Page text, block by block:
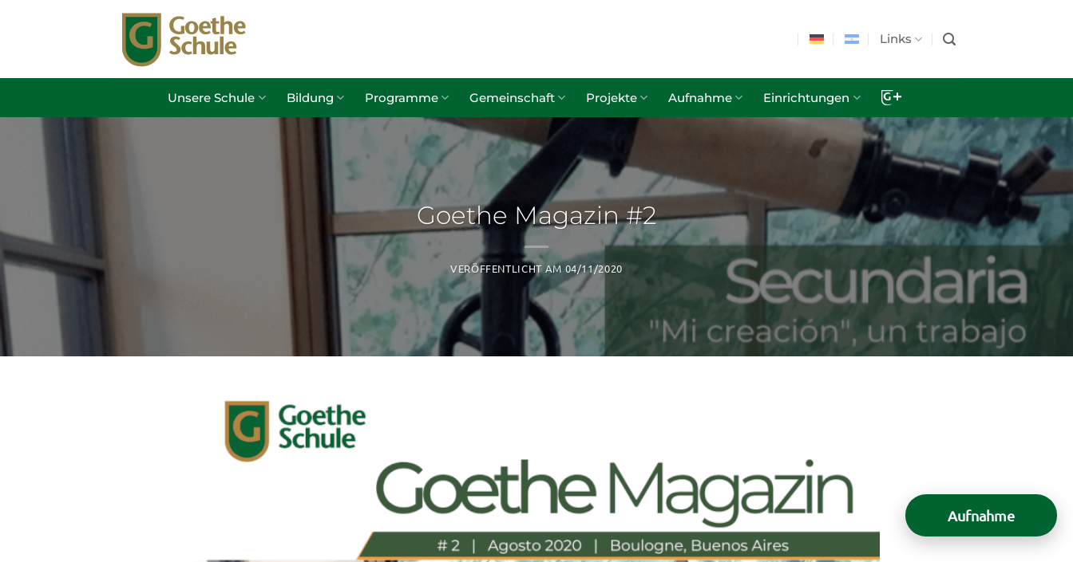
Links
Unsere Schule Bildung Programme Gemeinschaft Projekte Aufnahme Einrichtungen
Goethe Magazin #2
VERÖFFENTLICHT AM 04/11/2020
Aufnahme